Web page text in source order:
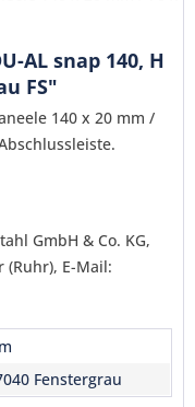
gelesen,
AL snap 140, H
FS"
140 x 20 mm /
GmbH & Co. KG,
(Ruhr), E-Mail:
Fenstergrau